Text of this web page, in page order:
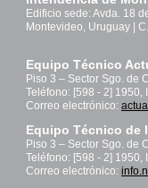
Edificio sede: Avda. 18
Montevideo, Uruguay |
Equipo Técnico
Piso 3 – Sector Sgo. de
Teléfono: [598 - 2] 1950,
Correo electrónico:
Equipo Técnico de
Piso 3 – Sector Sgo. de
Teléfono: [598 - 2] 1950,
Correo electrónico: